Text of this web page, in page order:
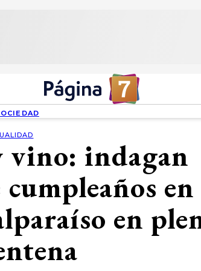
vino: indagan
en
en